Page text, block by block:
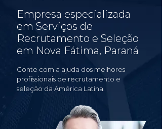
Empresa especializada
em Serviços de
Recrutamento e Seleção
em Nova Fátima, Paraná
Conte com a ajuda dos melhores
profissionais de recrutamento e
seleção da América Latina.